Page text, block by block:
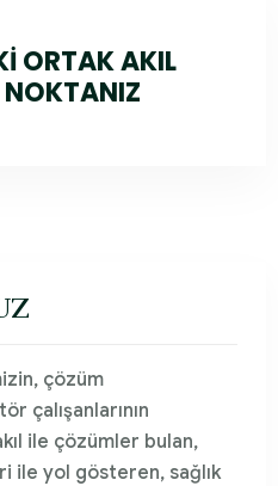
ORTAK AKIL
çözüm
çalışanlarının
ile çözümler bulan,
ile yol gösteren, sağlık